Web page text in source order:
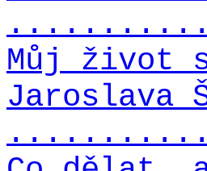
Můj život s
Jaroslava